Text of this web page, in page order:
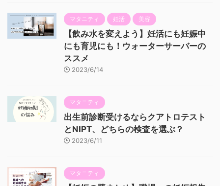
マタニティ 妊活 美容
【飲み水を変えよう】妊活にも妊娠中
にも育児にも！ウォーターサーバーの
ススメ
2023/6/14
マタニティ
出生前診断受けるならクアトロテスト
とNIPT、どちらの検査を選ぶ？
2023/6/11
マタニティ